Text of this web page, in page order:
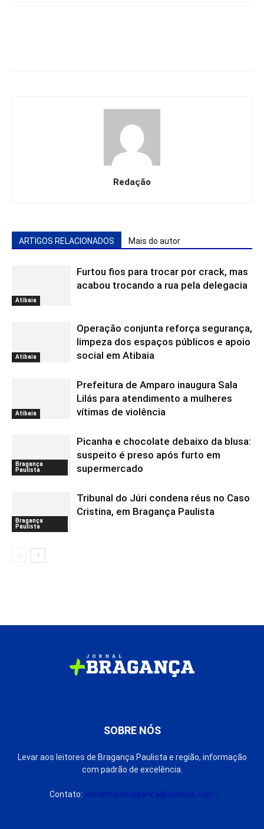
Redação
ARTIGOS RELACIONADOS Mais do autor
Atibaia
Furtou fios para trocar por crack, mas
acabou trocando a rua pela delegacia
Atibaia
Operação conjunta reforça segurança,
limpeza dos espaços públicos e apoio
social em Atibaia
Atibaia
Prefeitura de Amparo inaugura Sala
Lilás para atendimento a mulheres
vítimas de violência
Bragança
Paulista
Picanha e chocolate debaixo da blusa:
suspeito é preso após furto em
supermercado
Bragança
Paulista
Tribunal do Júri condena réus no Caso
Cristina, em Bragança Paulista
SOBRE NÓS
Levar aos leitores de Bragança Paulista e região, informação
com padrão de excelência.
Contato: jornalmaisbraganca@outlook.com